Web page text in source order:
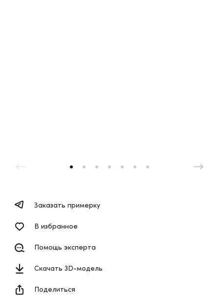
Заказать примерку
В избранное
Помощь эксперта
Скачать 3D-модель
Поделиться